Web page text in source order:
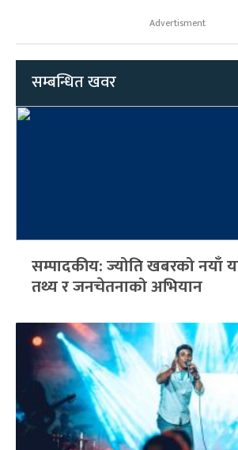
Advertisment
सम्बन्धित खवर
सम्पादकीय: ज्योति खबरको नयाँ
तथ्य र जनचेतनाको अभियान